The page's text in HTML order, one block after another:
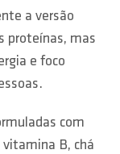
a versão
proteínas, mas
e foco
com
B, chá